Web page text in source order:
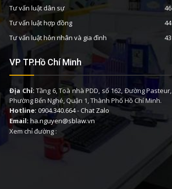
Tư vấn luật dân sự
46
Tư vấn luật hợp đồng
44
Tư vấn luật hôn nhân và gia đình
43
VP TP.Hồ Chí Minh
Địa Chỉ: Tầng 6, Toà nhà PDD, số 162, Đường Pasteur,
Phường Bến Nghé, Quận 1, Thành Phố Hồ Chí Minh.
Hotline: 0904.340.664-Chat Zalo
Email: ha.nguyen@sblaw.vn
Xem chỉ đường :